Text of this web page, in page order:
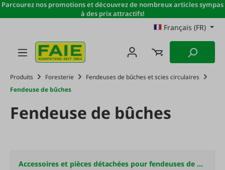
Passer au contenu principal
Parcourez nos promotions et découvrez de nombreux articles sympas
à des prix attractifs!
Français (FR)
Produits Foresterie
Fendeuses de bûches et scies circulaires
Fendeuse de bûches
Fendeuse de bûches
Accessoires et pièces détachées pour fendeuses de bûches